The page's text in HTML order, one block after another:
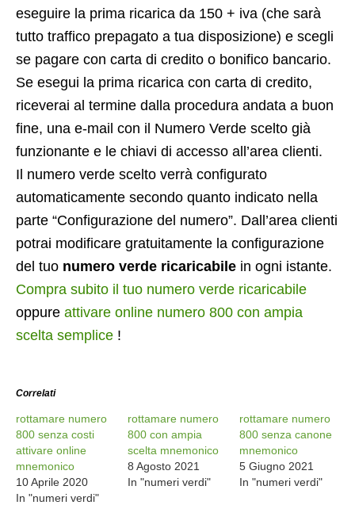
eseguire la prima ricarica da 150 + iva (che sarà
tutto traffico prepagato a tua disposizione) e scegli
se pagare con carta di credito o bonifico bancario.
Se esegui la prima ricarica con carta di credito,
riceverai al termine dalla procedura andata a buon
fine, una e-mail con il Numero Verde scelto già
funzionante e le chiavi di accesso all’area clienti.
Il numero verde scelto verrà configurato
automaticamente secondo quanto indicato nella
parte “Configurazione del numero”. Dall’area clienti
potrai modificare gratuitamente la configurazione
del tuo numero verde ricaricabile in ogni istante.
Compra subito il tuo numero verde ricaricabile
oppure attivare online numero 800 con ampia
scelta semplice !
Correlati
rottamare numero
800 senza costi
attivare online
mnemonico
10 Aprile 2020
In "numeri verdi"
rottamare numero
800 con ampia
scelta mnemonico
8 Agosto 2021
In "numeri verdi"
rottamare numero
800 senza canone
mnemonico
5 Giugno 2021
In "numeri verdi"